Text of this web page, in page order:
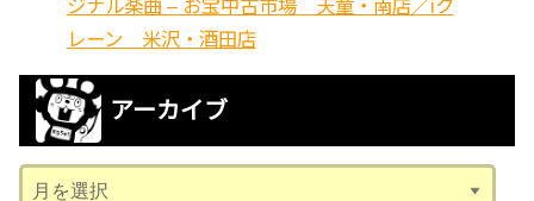
ジナル楽曲 – お宝中古市場 天童・南店／iク
レーン 米沢・酒田店
アーカイブ